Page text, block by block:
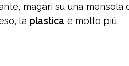
magari su una mensola
la plastica è molto più